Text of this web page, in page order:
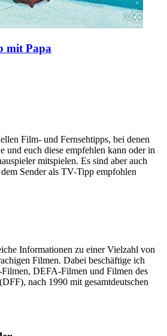
mit Papa
Film- und Fernsehtipps, bei denen
und euch diese empfehlen kann oder in
mitspielen. Es sind aber auch
Sender als TV-Tipp empfohlen
Informationen zu einer Vielzahl von
Filmen. Dabei beschäftige ich
DEFA-Filmen und Filmen des
nach 1990 mit gesamtdeutschen